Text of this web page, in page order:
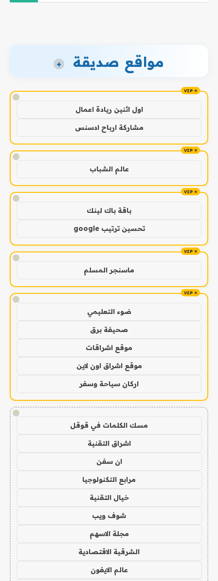
مواقع صديقة +
!
اول اثنين ريادة اعمال
مشاركة ارباح ادسنس
!
عالم الشباب
!
باقة باك لينك
تحسين ترتيب google
!
ماسنجر المسلم
!
ضوء التعليمي
صحيفة برق
موقع اشراقات
موقع اشراق اون لاين
اركان سياحة وسفر
!
مسك الكلمات في قوقل
اشراق التقنية
ان سفن
مرابع التكنولوجيا
خيال التقنية
شوف ويب
مجلة الاسهم
الشرقية الاقتصادية
عالم الايفون